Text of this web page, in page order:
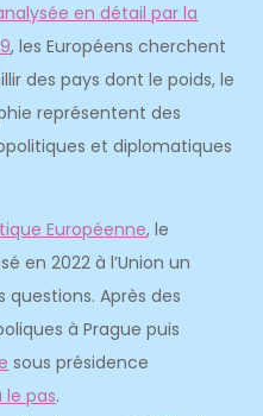
en détail par la
, les Européens cherchent
des pays dont le poids, le
représentent des
et diplomatiques
Européenne, le
en 2022 à l’Union un
Après des
à Prague puis
sous présidence
pas.